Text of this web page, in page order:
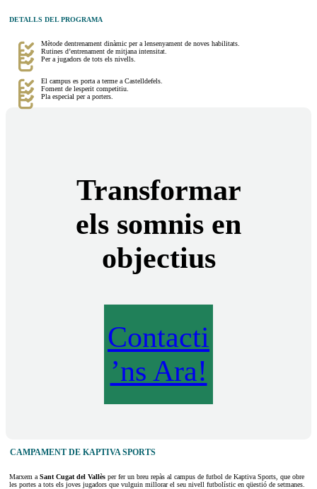
DETALLS DEL PROGRAMA
Mètode dentrenament dinàmic per a lensenyament de noves habilitats.
Rutines d’entrenament de mitjana intensitat.
Per a jugadors de tots els nivells.
El campus es porta a terme a Castelldefels.
Foment de lesperit competitiu.
Pla especial per a porters.
Transformar
els somnis en
objectius
Contacti
’ns Ara!
CAMPAMENT DE KAPTIVA SPORTS
Marxem a Sant Cugat del Vallès per fer un breu repàs al campus de futbol de Kaptiva Sports, que obre
les portes a tots els joves jugadors que vulguin millorar el seu nivell futbolístic en qüestió de setmanes.